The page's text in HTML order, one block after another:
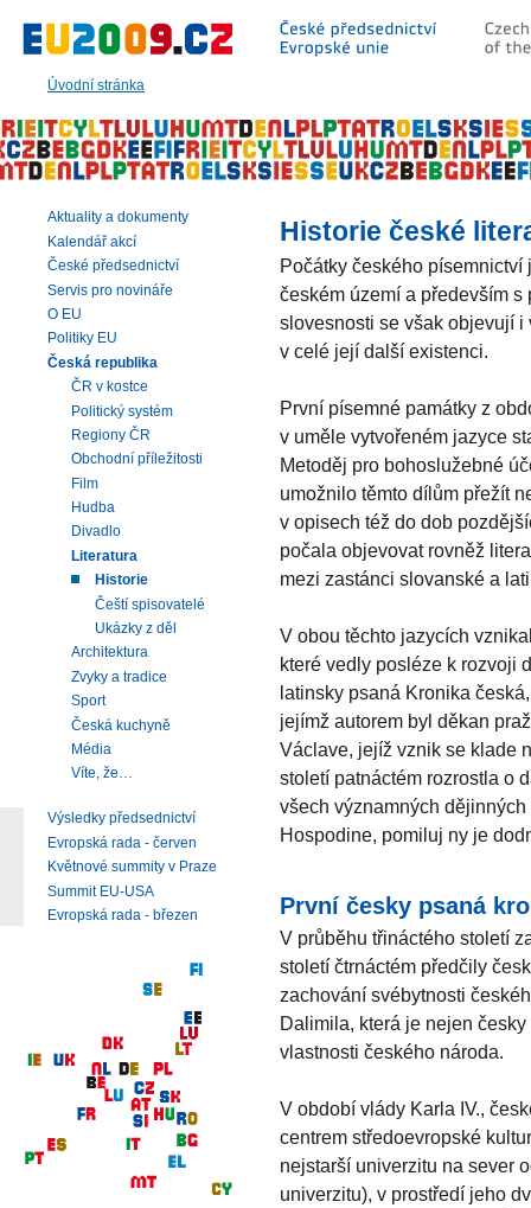
Úvodní stránka
hlavní
|
navigaci
|
vyhledávání
Historie české
Počátky českého písemnictví
českém území a především
slovesnosti se však objevují
v celé její další existenci.
První písemné památky z
v uměle vytvořeném jazyce
Metoděj pro bohoslužebné
umožnilo těmto dílům přežít
v opisech též do dob
počala objevovat rovněž
mezi zastánci slovanské a
V obou těchto jazycích
které vedly posléze k rozvoji
latinsky psaná Kronika
jejímž autorem byl děkan
Václave, jejíž vznik se klade
století patnáctém rozrostla o
všech významných
Hospodine, pomiluj ny je
První česky psaná
V průběhu třináctého století
století čtrnáctém předčily
zachování svébytnosti
Dalimila, která je nejen
vlastnosti českého národa.
V období vlády Karla IV.,
centrem středoevropské
nejstarší univerzitu na sever
univerzitu), v prostředí jeho
Aktuality a dokumenty
Kalendář akcí
České předsednictví
Servis pro novináře
O EU
Politiky EU
Česká republika
ČR v kostce
Politický systém
Regiony ČR
Obchodní příležitosti
Film
Hudba
Divadlo
Literatura
Historie
Čeští spisovatelé
Ukázky z děl
Architektura
Zvyky a tradice
Sport
Česká kuchyně
Média
Víte, že…
Výsledky předsednictví
Evropská rada - červen
Květnové summity v Praze
Summit EU-USA
Evropská rada - březen